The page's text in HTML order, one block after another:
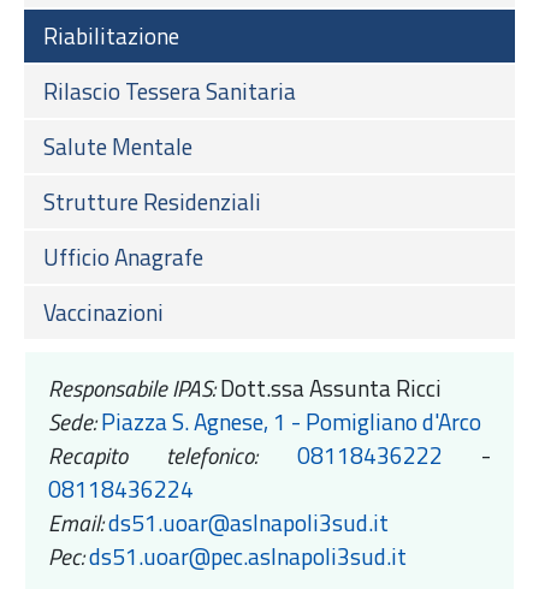
Riabilitazione
Rilascio Tessera Sanitaria
Salute Mentale
Strutture Residenziali
Ufficio Anagrafe
Vaccinazioni
Responsabile IPAS:Dott.ssa Assunta Ricci
Sede:Piazza S. Agnese, 1 - Pomigliano d'Arco
Recapito telefonico:
08118436222 -
08118436224
Email:ds51.uoar@aslnapoli3sud.it
Pec:ds51.uoar@pec.aslnapoli3sud.it